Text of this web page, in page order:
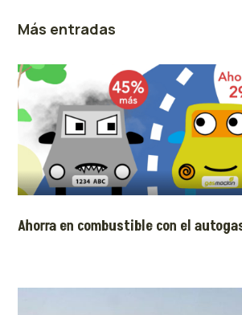
Más entradas
Ahorra en combustible con el